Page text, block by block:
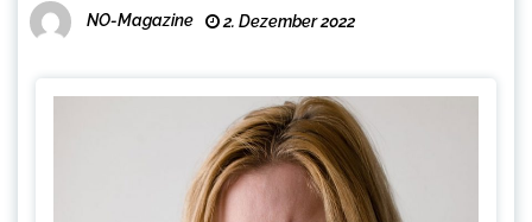
NO-Magazine 2. Dezember 2022